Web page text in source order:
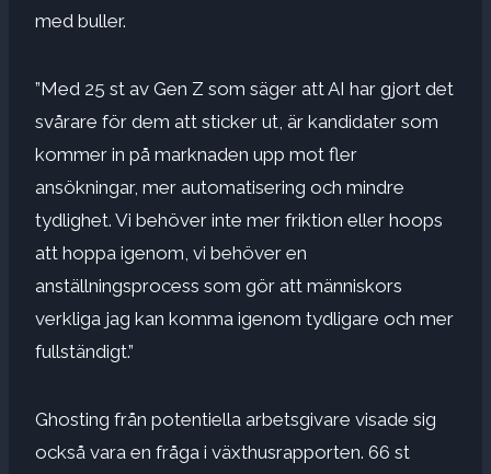
med buller.
”Med 25 st av Gen Z som säger att AI har gjort det
svårare för dem att sticker ut, är kandidater som
kommer in på marknaden upp mot fler
ansökningar, mer automatisering och mindre
tydlighet. Vi behöver inte mer friktion eller hoops
att hoppa igenom, vi behöver en
anställningsprocess som gör att människors
verkliga jag kan komma igenom tydligare och mer
fullständigt.”
Ghosting från potentiella arbetsgivare visade sig
också vara en fråga i växthusrapporten. 66 st